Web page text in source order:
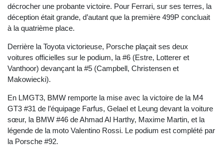
décrocher une probante victoire. Pour Ferrari, sur ses terres, la
déception était grande, d’autant que la première 499P concluait
à la quatrième place.
Derrière la Toyota victorieuse, Porsche plaçait ses deux
voitures officielles sur le podium, la #6 (Estre, Lotterer et
Vanthoor) devançant la #5 (Campbell, Christensen et
Makowiecki).
En LMGT3, BMW remporte la mise avec la victoire de la M4
GT3 #31 de l’équipage Farfus, Gelael et Leung devant la voiture
sœur, la BMW #46 de Ahmad Al Harthy, Maxime Martin, et la
légende de la moto Valentino Rossi. Le podium est complété par
la Porsche #92.